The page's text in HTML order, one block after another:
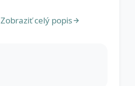
Zobraziť celý popis